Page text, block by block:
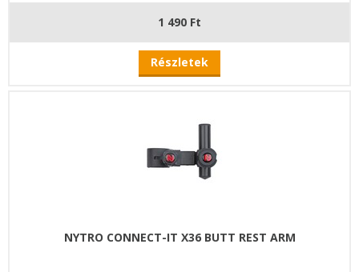
1 490 Ft
Részletek
NYTRO CONNECT-IT X36 BUTT REST ARM